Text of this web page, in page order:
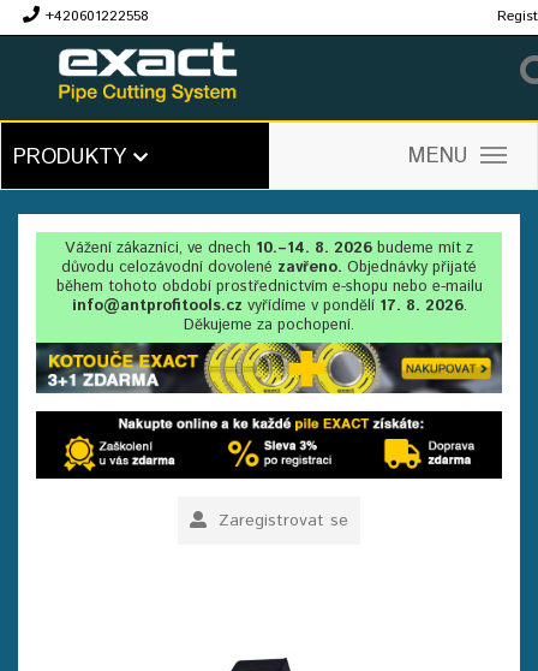
+420601222558
PRODUKTY MENU
Vážení zákazníci, ve dnech 10.–14. 8. 2026 budeme mít z
důvodu celozávodní dovolené zavřeno. Objednávky přijaté
během tohoto období prostřednictvím e-shopu nebo e-mailu
info@antprofitools.cz vyřídíme v pondělí 17. 8. 2026.
Děkujeme za pochopení.
Zaregistrovat se